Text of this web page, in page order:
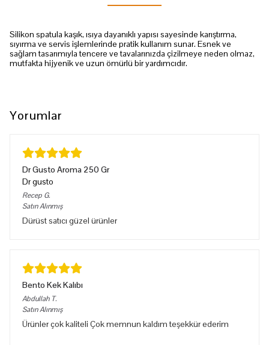
Silikon spatula kaşık, ısıya dayanıklı yapısı sayesinde karıştırma,
sıyırma ve servis işlemlerinde pratik kullanım sunar. Esnek ve
sağlam tasarımıyla tencere ve tavalarınızda çizilmeye neden olmaz,
mutfakta hijyenik ve uzun ömürlü bir yardımcıdır.
Yorumlar
Dr Gusto Aroma 250 Gr
Dr gusto
Recep G.
Satın Alınmış
Dürüst satıcı güzel ürünler
Bento Kek Kalıbı
Abdullah T.
Satın Alınmış
Ürünler çok kaliteli Çok memnun kaldım teşekkür ederim